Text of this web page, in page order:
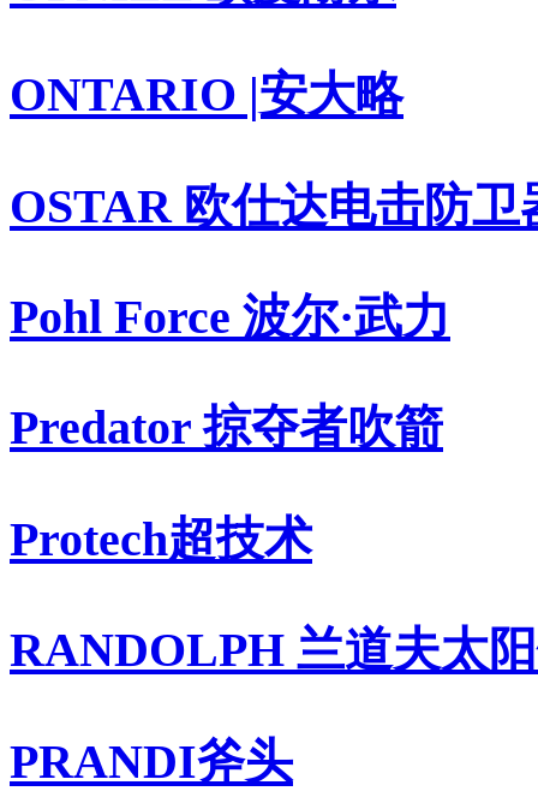
ONTARIO |安大略
OSTAR 欧仕达电击防卫
Pohl Force 波尔·武力
Predator 掠夺者吹箭
Protech超技术
RANDOLPH 兰道夫太
PRANDI斧头